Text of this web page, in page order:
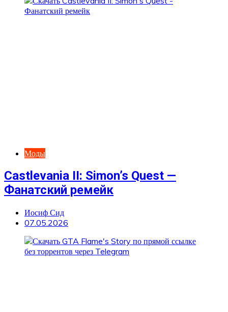
Моды
Castlevania II: Simon’s Quest —
Фанатский ремейк
Иосиф Сид
07.05.2026